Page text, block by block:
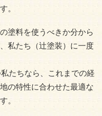
。
塗料を使うべきか分から
私たち（辻塗装）に一度
たちなら、これまでの経
の特性に合わせた最適な
。